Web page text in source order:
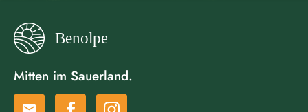
Mitten im Sauerland.